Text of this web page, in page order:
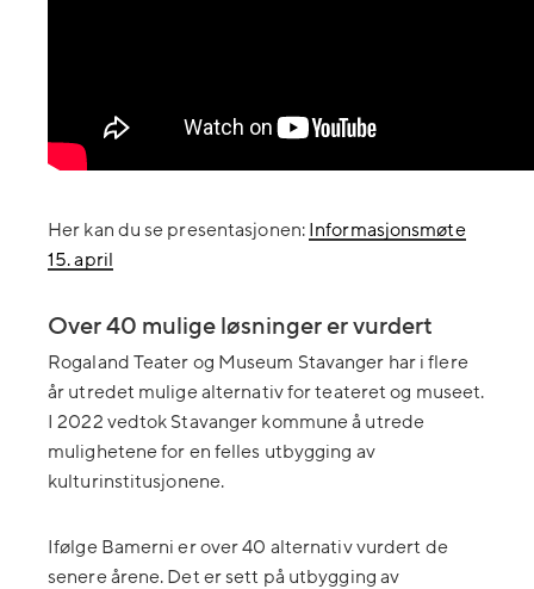
Her kan du se presentasjonen: Informasjonsmøte
15. april
Over 40 mulige løsninger er vurdert
Rogaland Teater og Museum Stavanger har i flere
år utredet mulige alternativ for teateret og museet.
I 2022 vedtok Stavanger kommune å utrede
mulighetene for en felles utbygging av
kulturinstitusjonene.
Ifølge Bamerni er over 40 alternativ vurdert de
senere årene. Det er sett på utbygging av